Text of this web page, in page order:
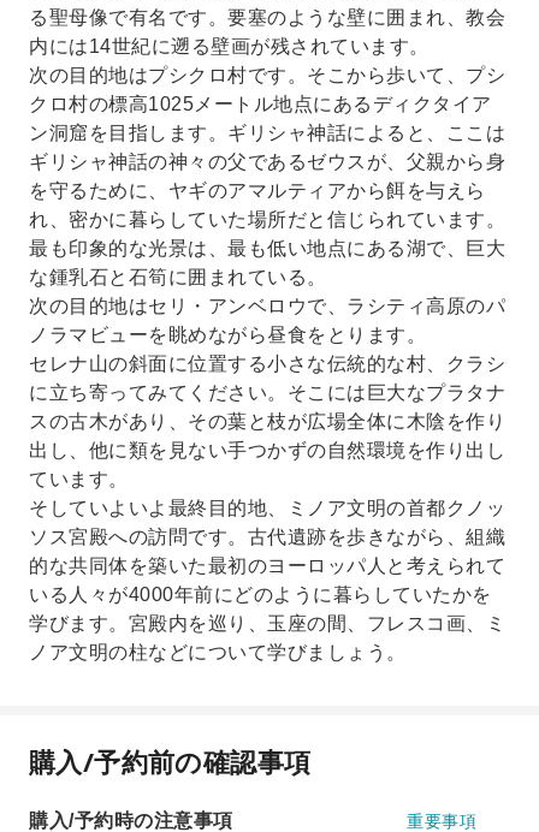
る聖母像で有名です。要塞のような壁に囲まれ、教会
内には14世紀に遡る壁画が残されています。
次の目的地はプシクロ村です。そこから歩いて、プシ
クロ村の標高1025メートル地点にあるディクタイア
ン洞窟を目指します。ギリシャ神話によると、ここは
ギリシャ神話の神々の父であるゼウスが、父親から身
を守るために、ヤギのアマルティアから餌を与えら
れ、密かに暮らしていた場所だと信じられています。
最も印象的な光景は、最も低い地点にある湖で、巨大
な鍾乳石と石筍に囲まれている。
次の目的地はセリ・アンベロウで、ラシティ高原のパ
ノラマビューを眺めながら昼食をとります。
セレナ山の斜面に位置する小さな伝統的な村、クラシ
に立ち寄ってみてください。そこには巨大なプラタナ
スの古木があり、その葉と枝が広場全体に木陰を作り
出し、他に類を見ない手つかずの自然環境を作り出し
ています。
そしていよいよ最終目的地、ミノア文明の首都クノッ
ソス宮殿への訪問です。古代遺跡を歩きながら、組織
的な共同体を築いた最初のヨーロッパ人と考えられて
いる人々が4000年前にどのように暮らしていたかを
学びます。宮殿内を巡り、玉座の間、フレスコ画、ミ
ノア文明の柱などについて学びましょう。
購入/予約前の確認事項
購入/予約時の注意事項 重要事項